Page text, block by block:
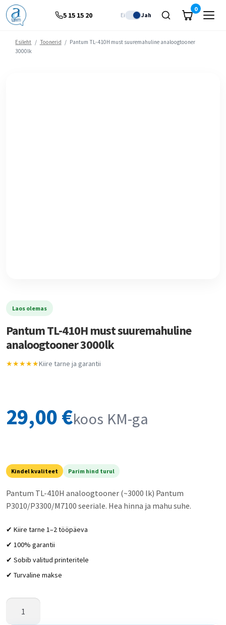
5 15 15 20 Ei Jah
0
Esileht / Toonerid / Pantum TL-410H must suuremahuline analoogtooner
3000lk
Laos olemas
Pantum TL-410H must suuremahuline
analoogtooner 3000lk
★★★★★Kiire tarne ja garantii
29,00€koos KM-ga
Kindel kvaliteet Parim hind turul
Pantum TL-410H analoogtooner (~3000 lk) Pantum
P3010/P3300/M7100 seeriale. Hea hinna ja mahu suhe.
✔ Kiire tarne 1–2 tööpäeva
✔ 100% garantii
✔ Sobib valitud printeritele
✔ Turvaline makse